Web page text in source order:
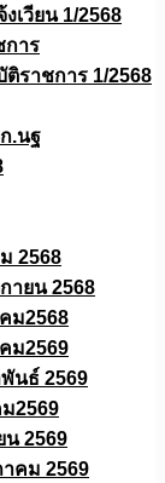
งเวียน 1/2568
การ
ราชการ 1/2568
.นฐ
2568
ายน 2568
ม2568
ม2569
นธ์ 2569
2569
น 2569
คม 2569